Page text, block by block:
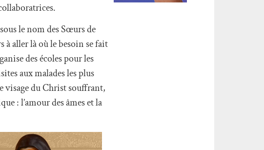
le nom des Sœurs de
aller là où le besoin se fait
des écoles pour les
aux malades les plus
visage du Christ souffrant,
: l’amour des âmes et la